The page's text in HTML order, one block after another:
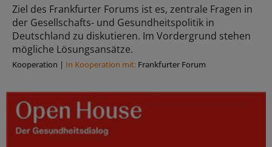
Ziel des Frankfurter Forums ist es, zentrale Fragen in
der Gesellschafts- und Gesundheitspolitik in
Deutschland zu diskutieren. Im Vordergrund stehen
mögliche Lösungsansätze.
Kooperation | In Kooperation mit: Frankfurter Forum